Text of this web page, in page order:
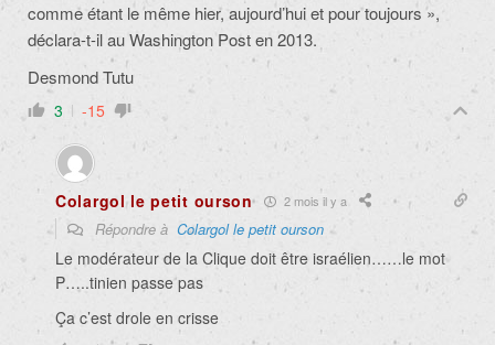
comme étant le même hier, aujourd’hui et pour toujours »,
déclara-t-il au Washington Post en 2013.
Desmond Tutu
3 -15
Colargol le petit ourson 2 mois il y a
Répondre à Colargol le petit ourson
Le modérateur de la Clique doit être israélien……le mot
P…..tinien passe pas
Ça c’est drole en crisse